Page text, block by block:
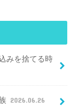
みを捨てる時
2026.06.26